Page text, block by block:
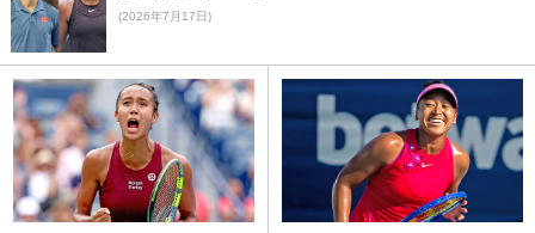
(2026年7月17日)